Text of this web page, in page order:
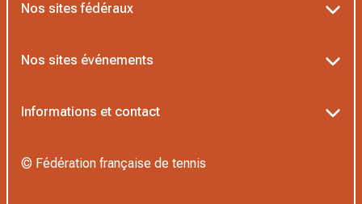
Nos sites fédéraux
L’Institut Formation Tennis
Nos sites événements
Informations et contact
© Fédération française de tennis